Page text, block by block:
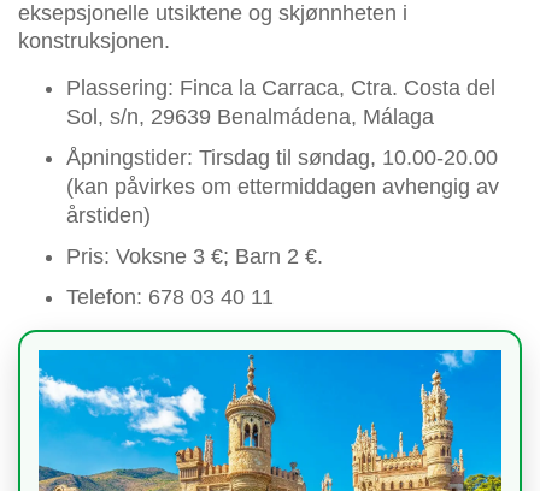
eksepsjonelle utsiktene og skjønnheten i
konstruksjonen.
Plassering: Finca la Carraca, Ctra. Costa del
Sol, s/n, 29639 Benalmádena, Málaga
Åpningstider: Tirsdag til søndag, 10.00-20.00
(kan påvirkes om ettermiddagen avhengig av
årstiden)
Pris: Voksne 3 €; Barn 2 €.
Telefon: 678 03 40 11